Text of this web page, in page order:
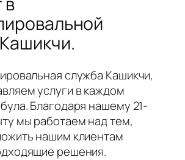
служба Кашикчи,
услуги в каждом
Благодаря нашему 21-
мы работаем над тем,
нашим клиентам
решения.